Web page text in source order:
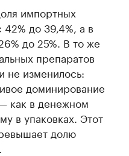
импортных
42% до 39,4%, а в
до 25%. В то же
препаратов
не изменилось:
доминирование
как в денежном
в упаковках. Этот
долю